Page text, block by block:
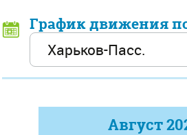
График движения
Август